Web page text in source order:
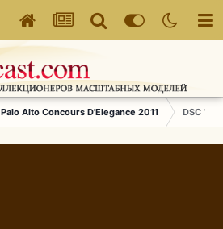
Palo Alto Concours D'Elegance 2011 DSC 1415